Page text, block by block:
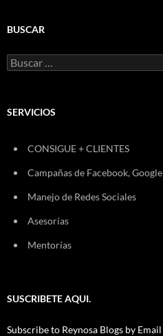
BUSCAR
Buscar:
SERVICIOS
CONSIGUE + CLIENTES
Campañas de Facebook, Google
Manejo de Redes Sociales
Asesorías
Mentorías
SUSCRIBETE AQUI.
Subscribe to Reynosa Blogs by Email